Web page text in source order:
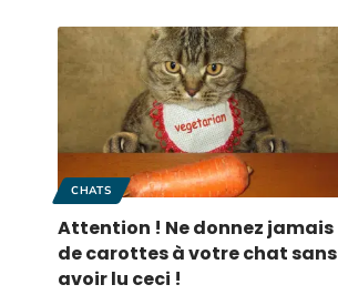
CHATS
Attention ! Ne donnez jamais
de carottes à votre chat sans
avoir lu ceci !